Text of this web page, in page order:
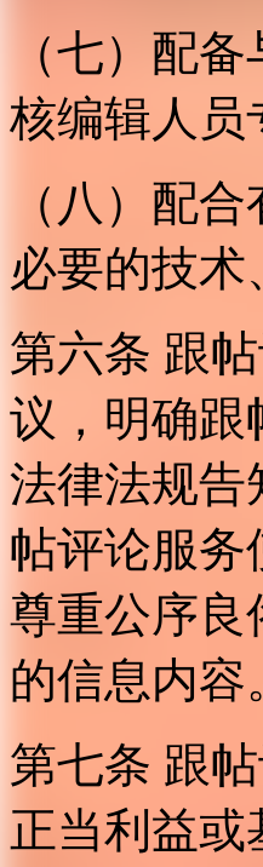
（七）配
核编辑人员
（八）配
必要的技
第六条 跟
议，明确跟
法律法规告
帖评论服务
尊重公序良
的信息内容
第七条 跟
正当利益